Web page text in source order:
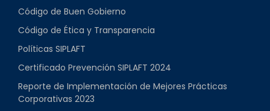
Código de Buen Gobierno
Código de Ética y Transparencia
Políticas SIPLAFT
Certificado Prevención SIPLAFT 2024
Reporte de Implementación de Mejores Prácticas
Corporativas 2023